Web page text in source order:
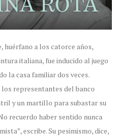
huérfano a los catorce años,
italiana, fue inducido al juego
la casa familiar dos veces.
representantes del banco
y un martillo para subastar su
recuerdo haber sentido nunca
escribe. Su pesimismo, dice,